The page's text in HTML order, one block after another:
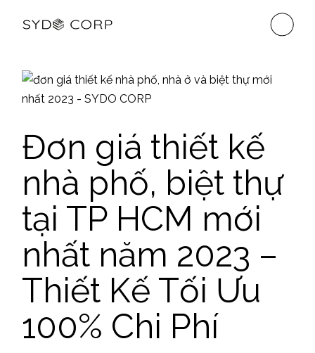
Đơn giá thiết kế
nhà phố, biệt thự
tại TP HCM mới
nhất năm 2023 –
Thiết Kế Tối Ưu
100% Chi Phí